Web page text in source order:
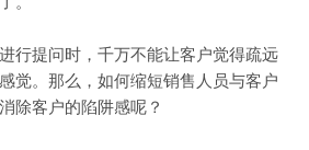
行提问时，千万不能让客户觉得疏远
觉。那么，如何缩短销售人员与客户
除客户的陷阱感呢？